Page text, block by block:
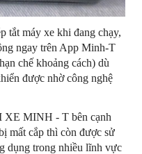
tắt máy xe khi đang chạy,
ngay trên App Minh-T
chế khoảng cách) dù
được nhờ công nghệ
MINH - T bên cạnh
mất cắp thì còn được sử
dụng trong nhiều lĩnh vực